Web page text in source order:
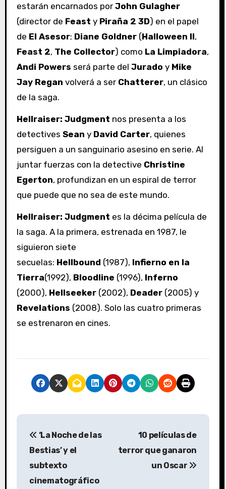
estarán encarnados por John Gulagher
(director de Feast y Piraña 2 3D) en el papel
de El Asesor; Diane Goldner(Halloween II,
Feast 2, The Collector) como La Limpiadora,
Andi Powers será parte del Jurado y Mike
Jay Regan volverá a ser Chatterer, un clásico
de la saga.
Hellraiser: Judgment nos presenta a los
detectives Sean y David Carter, quienes
persiguen a un sanguinario asesino en serie. Al
juntar fuerzas con la detective Christine
Egerton, profundizan en un espiral de terror
que puede que no sea de este mundo.
Hellraiser: Judgment es la décima película de
la saga. A la primera, estrenada en 1987, le
siguieron siete
secuelas: Hellbound (1987), Infierno en la
Tierra(1992), Bloodline (1996), Inferno
(2000), Hellseeker(2002), Deader(2005) y
Revelations (2008). Solo las cuatro primeras
se estrenaron en cines.
N
‘La Noche de las
Bestias’ y el
subtexto
cinematográfico
10 películas de
terror que ganaron
un Oscar